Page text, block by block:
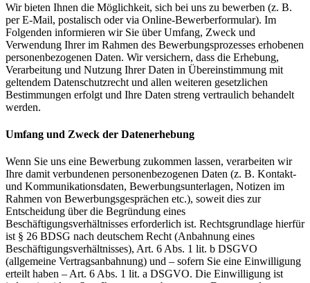
Wir bieten Ihnen die Möglichkeit, sich bei uns zu bewerben (z. B.
per E-Mail, postalisch oder via Online-Bewerberformular). Im
Folgenden informieren wir Sie über Umfang, Zweck und
Verwendung Ihrer im Rahmen des Bewerbungsprozesses erhobenen
personenbezogenen Daten. Wir versichern, dass die Erhebung,
Verarbeitung und Nutzung Ihrer Daten in Übereinstimmung mit
geltendem Datenschutzrecht und allen weiteren gesetzlichen
Bestimmungen erfolgt und Ihre Daten streng vertraulich behandelt
werden.
Umfang und Zweck der Datenerhebung
Wenn Sie uns eine Bewerbung zukommen lassen, verarbeiten wir
Ihre damit verbundenen personenbezogenen Daten (z. B. Kontakt-
und Kommunikationsdaten, Bewerbungsunterlagen, Notizen im
Rahmen von Bewerbungsgesprächen etc.), soweit dies zur
Entscheidung über die Begründung eines
Beschäftigungsverhältnisses erforderlich ist. Rechtsgrundlage hierfür
ist § 26 BDSG nach deutschem Recht (Anbahnung eines
Beschäftigungsverhältnisses), Art. 6 Abs. 1 lit. b DSGVO
(allgemeine Vertragsanbahnung) und – sofern Sie eine Einwilligung
erteilt haben – Art. 6 Abs. 1 lit. a DSGVO. Die Einwilligung ist